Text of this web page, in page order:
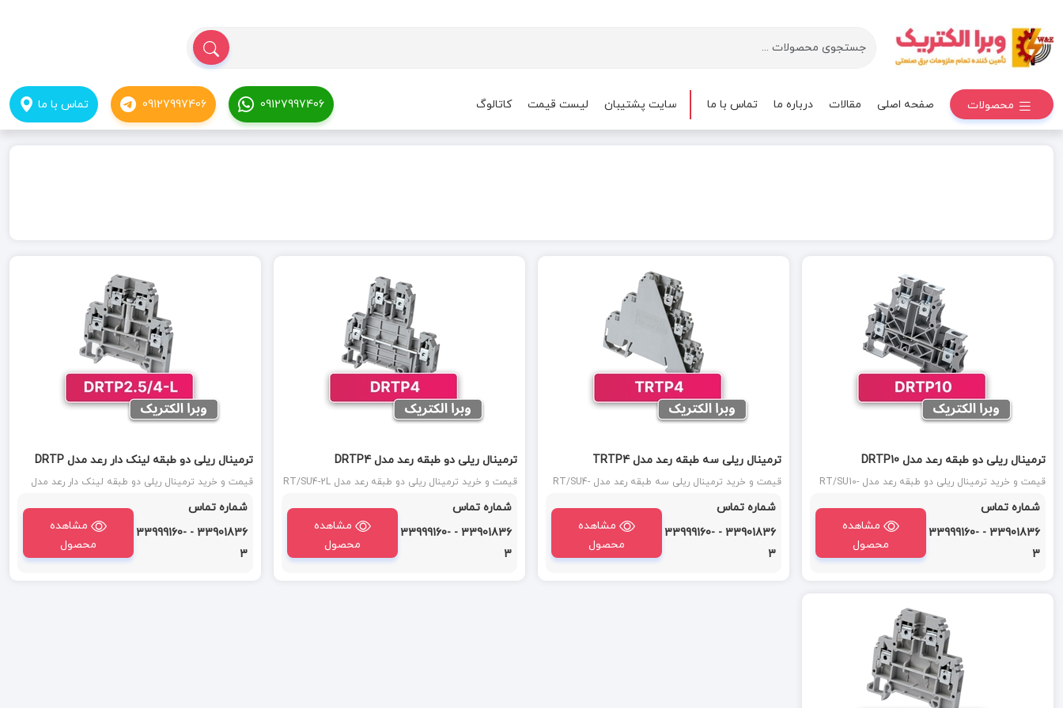
محصولات صفحه اصلی مقالات درباره ما تماس با ما سایت پشتیبان لیست قیمت کاتالوگ 09127997406
09127997406 تماس با ما
ترمینال ریلی دو طبقه رعد مدل DRTP10
قیمت و خرید ترمینال ریلی دو طبقه رعد مدل RT/SU10-
گیری به صورت پیچی با سطح مقطع 10 میلی متر است.
شماره تماس
33901836 - 33999160-
3
مشاهده
محصول
ترمینال ریلی سه طبقه رعد مدل TRTP4
قیمت و خرید ترمینال ریلی سه طبقه رعد مدل RT/SU4-
گیری به صورت پیچی با سطح مقطع ۴ میلی متر است.
شماره تماس
33901836 - 33999160-
3
مشاهده
محصول
ترمینال ریلی دو طبقه رعد مدل DRTP4
قیمت و خرید ترمینال ریلی دو طبقه رعد مدل RT/SU4-2L
به صورت پیچی با سطح مقطع ۴ میلی متر است.
شماره تماس
33901836 - 33999160-
3
مشاهده
محصول
ترمینال ریلی دو طبقه لینک دار رعد مدل DRTP
2.5-4-L
قیمت و خرید ترمینال ریلی دو طبقه لینک دار رعد مدل
دار سایز 4-2.5 رعد دارای سیم گیری به صورت پیچی با
سطح مقطع ۴ میلی متر است.
شماره تماس
33901836 - 33999160-
3
مشاهده
محصول